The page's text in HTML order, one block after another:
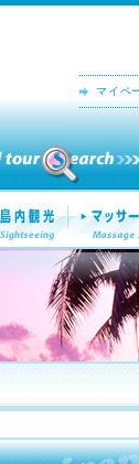
マイペ